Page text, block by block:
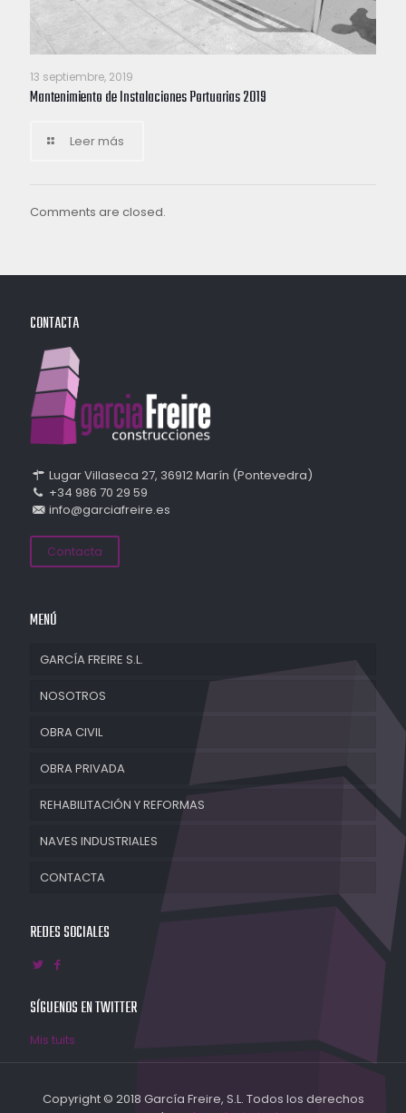
13 septiembre, 2019
Mantenimiento de Instalaciones Portuarias 2019
Leer más
Comments are closed.
CONTACTA
Lugar Villaseca 27, 36912 Marín (Pontevedra)
+34 986 70 29 59
info@garciafreire.es
Contacta
MENÚ
GARCÍA FREIRE S.L.
NOSOTROS
OBRA CIVIL
OBRA PRIVADA
REHABILITACIÓN Y REFORMAS
NAVES INDUSTRIALES
CONTACTA
REDES SOCIALES
SÍGUENOS EN TWITTER
Mis tuits
Copyright © 2018 García Freire, S.L. Todos los derechos